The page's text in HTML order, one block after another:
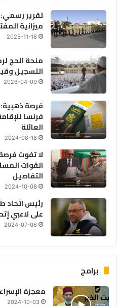
تقرير رسمي:
ميزانية
2025-11-18
التسجيل
2026-04-09
فرصة ذهبية:
فرنسا
العائلة
2024-08-18
لا تفوت
التفاصيل
2024-10-08
رئيس اتحاد
على لاعبي
2024-07-06
برامج
معجزة
2024-10-03